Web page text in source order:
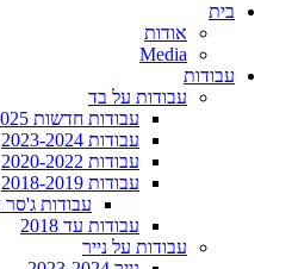
בית
אודות
Media
עבודות
עבודות על בד
עבודות חדשות 2025
עבודות 2023-2024
עבודות 2020-2022
עבודות 2018-2019
עבודות ג'סר
עבודות עד 2018
עבודות על נייר